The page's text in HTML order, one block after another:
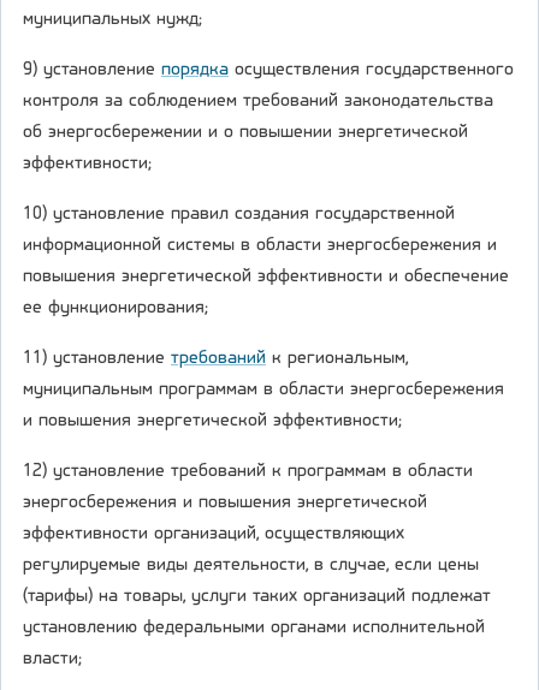
муниципальных нужд;
9) установление порядка осуществления государственного
контроля за соблюдением требований законодательства
об энергосбережении и о повышении энергетической
эффективности;
10) установление правил создания государственной
информационной системы в области энергосбережения и
повышения энергетической эффективности и обеспечение
ее функционирования;
11) установление требований к региональным,
муниципальным программам в области энергосбережения
и повышения энергетической эффективности;
12) установление требований к программам в области
энергосбережения и повышения энергетической
эффективности организаций, осуществляющих
регулируемые виды деятельности, в случае, если цены
(тарифы) на товары, услуги таких организаций подлежат
установлению федеральными органами исполнительной
власти;